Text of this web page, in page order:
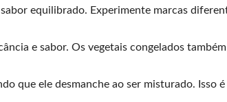
equilibrado. Experimente marcas
e sabor. Os vegetais congelados
que ele desmanche ao ser misturado. Isso é